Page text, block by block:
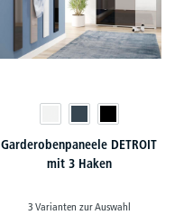
Garderobenpaneele DETROIT
mit 3 Haken
3 Varianten zur Auswahl